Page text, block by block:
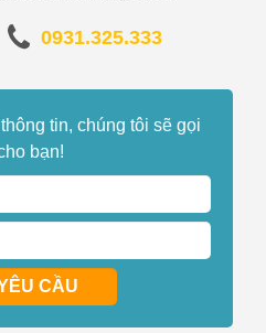
0931.325.333
tin, chúng tôi sẽ gọi
bạn!
CẦU